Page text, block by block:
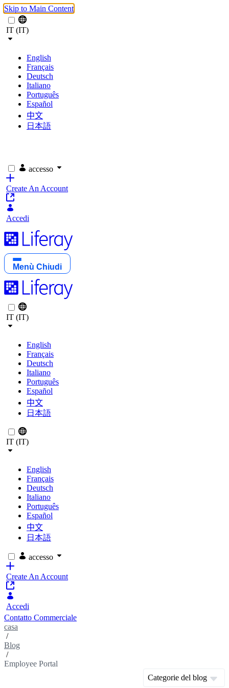
Skip to Main Content
IT (IT)
English
Français
Deutsch
Italiano
Português
Español
中文
日本語
accesso
Create An Account
Accedi
Menù Chiudi
IT (IT)
English
Français
Deutsch
Italiano
Português
Español
中文
日本語
IT (IT)
English
Français
Deutsch
Italiano
Português
Español
中文
日本語
accesso
Create An Account
Accedi
Contatto Commerciale
casa
/
Blog
/
Employee Portal
Categorie del blog